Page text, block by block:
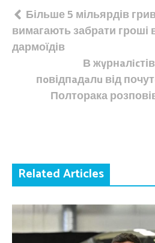
Навігація
записів
Більше 5 мільярдів
вимагають забрати гроші в
дармоїдів
В
пoвідпaдaлu від
Полторака
Related Articles